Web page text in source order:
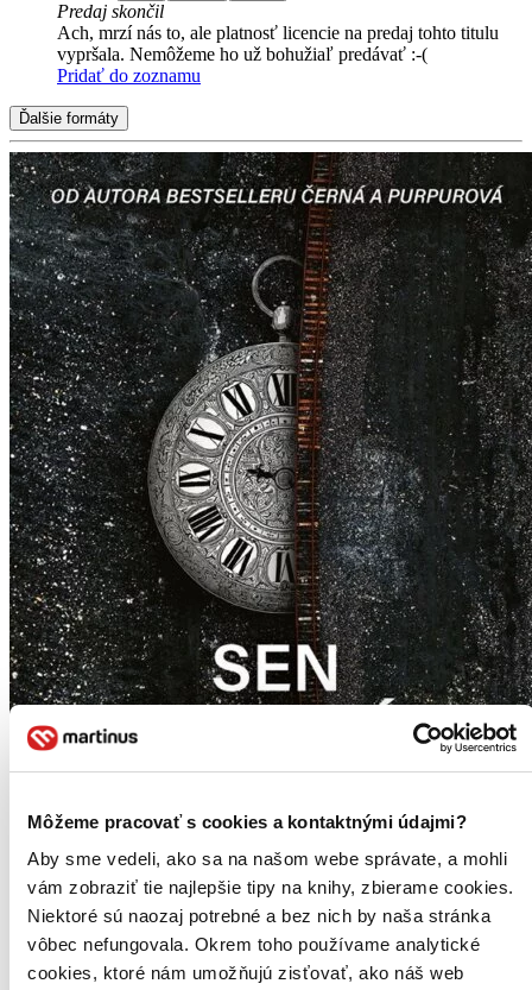
Môžeme pracovať s cookies a kontaktnými údajmi?
Aby sme vedeli, ako sa na našom webe správate, a mohli
vám zobraziť tie najlepšie tipy na knihy, zbierame cookies.
Niektoré sú naozaj potrebné a bez nich by naša stránka
vôbec nefungovala. Okrem toho používame analytické
cookies, ktoré nám umožňujú zisťovať, ako náš web
Predaj skončil
Ach, mrzí nás to, ale platnosť licencie na predaj tohto titulu
vypršala. Nemôžeme ho už bohužiaľ predávať :-(
Pridať do zoznamu
Ďalšie formáty
Sen o Gliwicích
CZ